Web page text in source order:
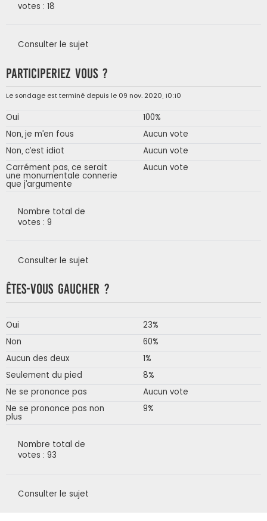
votes : 18
Consulter le sujet
Participeriez vous ?
Le sondage est terminé depuis le 09 nov. 2020, 10:10
Oui
100%
Non, je m’en fous
Aucun vote
Non, c’est idiot
Aucun vote
Carrément pas, ce serait
une monumentale connerie
que j’argumente
Aucun vote
Nombre total de
votes : 9
Consulter le sujet
Êtes-vous gaucher ?
Oui
23%
Non
60%
Aucun des deux
1%
Seulement du pied
8%
Ne se prononce pas
Aucun vote
Ne se prononce pas non
plus
9%
Nombre total de
votes : 93
Consulter le sujet